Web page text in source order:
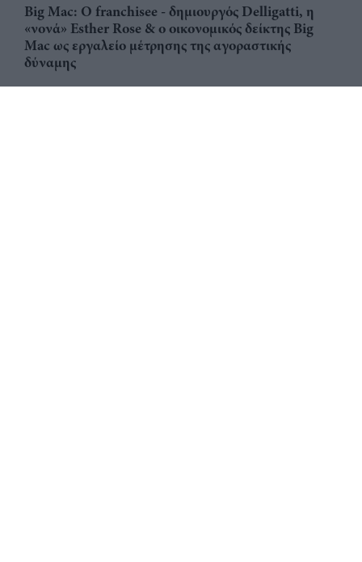
Big Mac: Ο franchisee - δημιουργός Delligatti, η
«νονά» Esther Rose & ο οικονομικός δείκτης Big
Mac ως εργαλείο μέτρησης της αγοραστικής
δύναμης